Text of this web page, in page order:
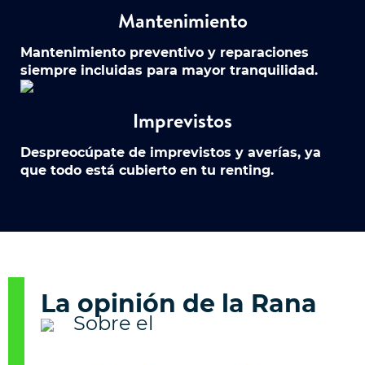
Mantenimiento
Mantenimiento preventivo y reparaciones
siempre incluidas para mayor tranquilidad.
Imprevistos
Despreocúpate de imprevistos y averías, ya
que todo está cubierto en tu renting.
La opinión de la Rana